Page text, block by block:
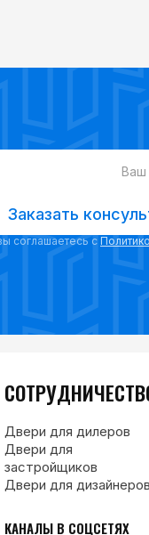
Заказать
соглашаетесь с
Двери для дилеров
Двери для
застройщиков
Двери для дизайнеров
КАНАЛЫ В СОЦСЕТЯХ